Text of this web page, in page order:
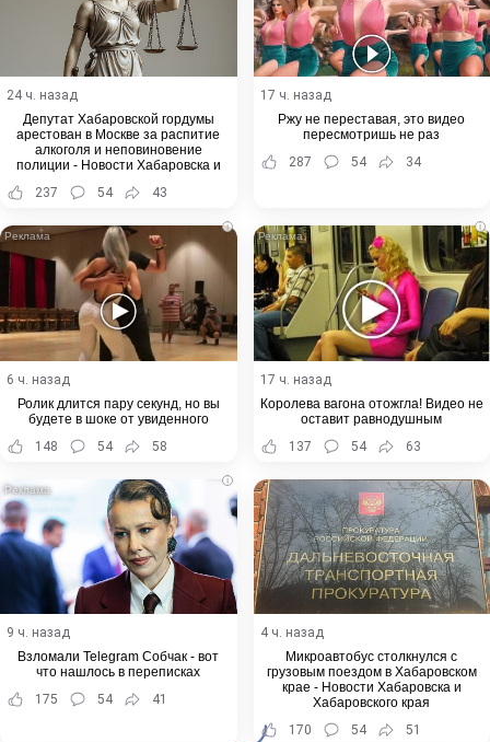
24 ч. назад
Депутат Хабаровской гордумы
арестован в Москве за распитие
алкоголя и неповиновение
полиции - Новости Хабаровска и
237 54 43
17 ч. назад
Ржу не переставая, это видео
пересмотришь не раз
287
54 34
i
6 ч. назад
Ролик длится пару секунд, но вы
будете в шоке от увиденного
148
54 58
i
17 ч. назад
Королева вагона отожгла! Видео не
оставит равнодушным
137
54 63
i
9 ч. назад
Взломали Telegram Собчак - вот
что нашлось в переписках
175
54 41
4 ч. назад
Микроавтобус столкнулся с
грузовым поездом в Хабаровском
крае - Новости Хабаровска и
Хабаровского края
170
54 51